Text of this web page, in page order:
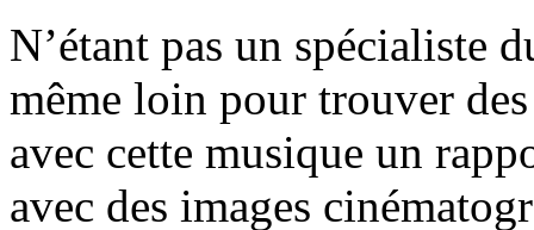
N’étant pas un spécialiste
même loin pour trouver
avec cette musique un
avec des images